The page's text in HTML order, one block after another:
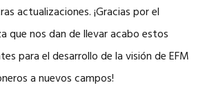
actualizaciones. ¡Gracias por el
que nos dan de llevar acabo estos
para el desarrollo de la visión de EFM
a nuevos campos!